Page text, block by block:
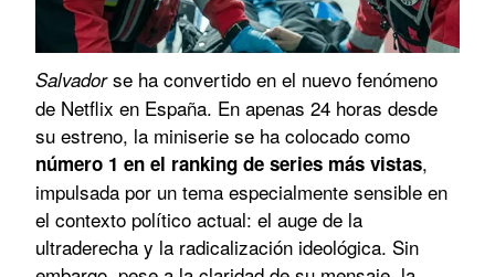
Salvadorse ha convertido en el nuevo fenómeno
de Netflix en España. En apenas 24 horas desde
su estreno, la miniserie se ha colocado como
número 1 en el ranking de series más vistas,
impulsada por un tema especialmente sensible en
el contexto político actual: el auge de la
ultraderecha y la radicalización ideológica. Sin